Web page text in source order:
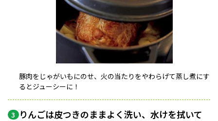
豚肉をじゃがいもにのせ、火の当たりをやわらげて蒸し煮にす
るとジューシーに！
3 りんごは皮つきのままよく洗い、水けを拭いて